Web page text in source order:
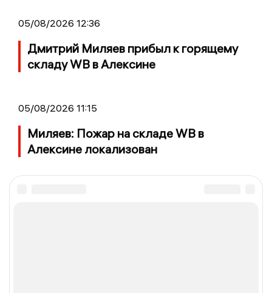
05/08/2026 12:36
Дмитрий Миляев прибыл к горящему
складу WB в Алексине
05/08/2026 11:15
Миляев: Пожар на складе WB в
Алексине локализован